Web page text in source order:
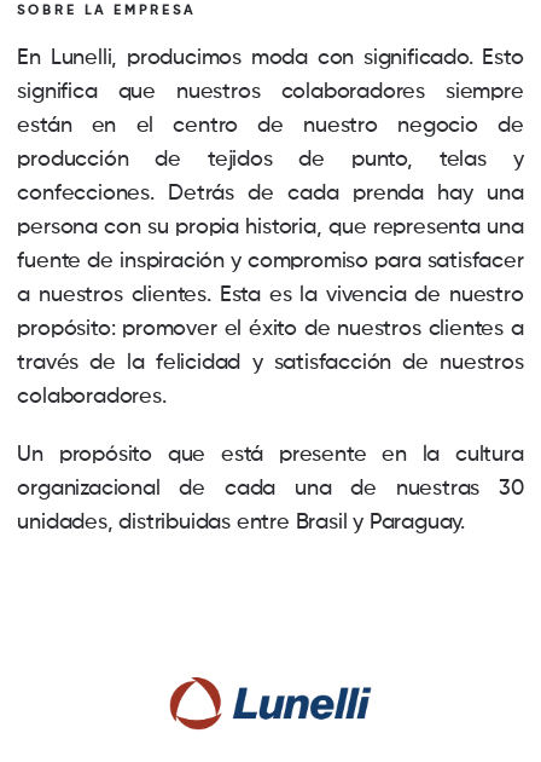
SOBRE LA EMPRESA
En Lunelli, producimos moda con significado. Esto
significa que nuestros colaboradores siempre
están en el centro de nuestro negocio de
producción de tejidos de punto, telas y
confecciones. Detrás de cada prenda hay una
persona con su propia historia, que representa una
fuente de inspiración y compromiso para satisfacer
a nuestros clientes. Esta es la vivencia de nuestro
propósito: promover el éxito de nuestros clientes a
través de la felicidad y satisfacción de nuestros
colaboradores.
Un propósito que está presente en la cultura
organizacional de cada una de nuestras 30
unidades, distribuidas entre Brasil y Paraguay.